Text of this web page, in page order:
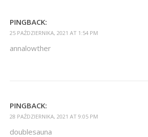
PINGBACK:
25 PAŹDZIERNIKA, 2021 AT 1:54 PM
annalowther
PINGBACK:
28 PAŹDZIERNIKA, 2021 AT 9:05 PM
doublesauna